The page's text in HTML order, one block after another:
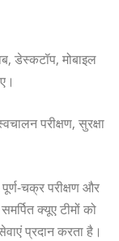
डेस्कटॉप, मोबाइल
परीक्षण, सुरक्षा
चक्र परीक्षण और
क्यूए टीमों को
प्रदान करता है।